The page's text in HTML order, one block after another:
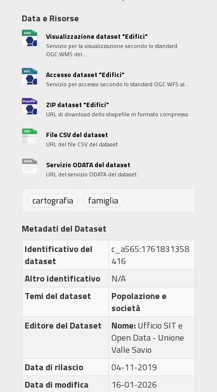
Data e Risorse
Visualizzazione dataset "Edifici"
Servizio per la visualizzazione secondo lo standard
OGC:WMS del...
Accesso dataset "Edifici"
Servizio per accesso secondo lo standard OGC:WFS al...
ZIP dataset "Edifici"
URL di download dello shapefile in formato compresso
File CSV del dataset
URL del file CSV del dataset
Servizio ODATA del dataset
URL del servizio ODATA del dataset
cartografia famiglia
Metadati del Dataset
Identificativo del
dataset
c_a565:1761831358
416
Altro identificativo
N/A
Temi del dataset
Popolazione e
società
Editore del Dataset
Nome:Ufficio SIT e
Open Data - Unione
Valle Savio
Data di rilascio
04-11-2019
Data di modifica
16-01-2026